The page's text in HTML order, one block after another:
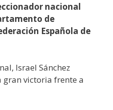
nacional
de
Española de
Israel Sánchez
victoria frente a